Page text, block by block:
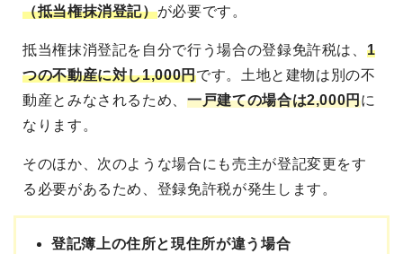
（抵当権抹消登記）が必要です。
抵当権抹消登記を自分で行う場合の登録免許税は、 1
つの不動産に対し1,000円です。土地と建物は別の不
動産とみなされるため、一戸建ての場合は2,000円に
なります。
そのほか、次のような場合にも売主が登記変更をす
る必要があるため、登録免許税が発生します。
登記簿上の住所と現住所が違う場合